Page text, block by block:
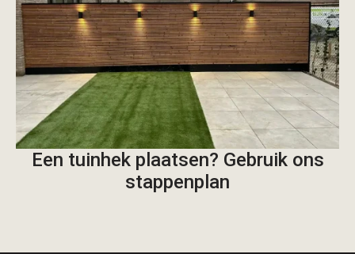
Een tuinhek plaatsen? Gebruik ons
stappenplan